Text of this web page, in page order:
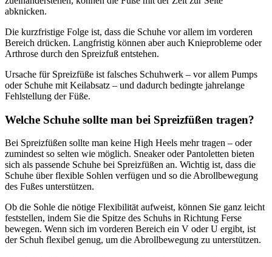
abknicken.
Die kurzfristige Folge ist, dass die Schuhe vor allem im vorderen
Bereich drücken. Langfristig können aber auch Knieprobleme oder
Arthrose durch den Spreizfuß entstehen.
Ursache für Spreizfüße ist falsches Schuhwerk – vor allem Pumps
oder Schuhe mit Keilabsatz – und dadurch bedingte jahrelange
Fehlstellung der Füße.
Welche Schuhe sollte man bei Spreizfüßen tragen?
Bei Spreizfüßen sollte man keine High Heels mehr tragen – oder
zumindest so selten wie möglich. Sneaker oder Pantoletten bieten
sich als passende Schuhe bei Spreizfüßen an. Wichtig ist, dass die
Schuhe über flexible Sohlen verfügen und so die Abrollbewegung
des Fußes unterstützen.
Ob die Sohle die nötige Flexibilität aufweist, können Sie ganz leicht
feststellen, indem Sie die Spitze des Schuhs in Richtung Ferse
bewegen. Wenn sich im vorderen Bereich ein V oder U ergibt, ist
der Schuh flexibel genug, um die Abrollbewegung zu unterstützen.